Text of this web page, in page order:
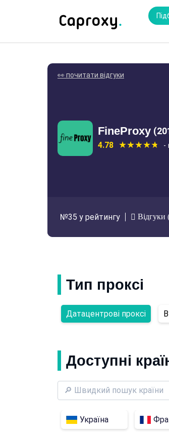
👀 почитати відгуки
FineProxy
4.78 -
№35 у рейтингу Відгуки
Тип проксі
Датацентрові проксі
Доступні
Україна